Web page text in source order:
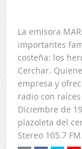
La emisora
importantes
costeña: los
Cerchar.
empresa y
radio con
Diciembre de
plazoleta del
Stereo 105.7 FM.